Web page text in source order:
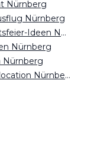
Nürnberg
Nürnberg
Weihnachtsfeier-Ideen Nürnberg
Nürnberg
Nürnberg
Hochzeitslocation Nürnberg